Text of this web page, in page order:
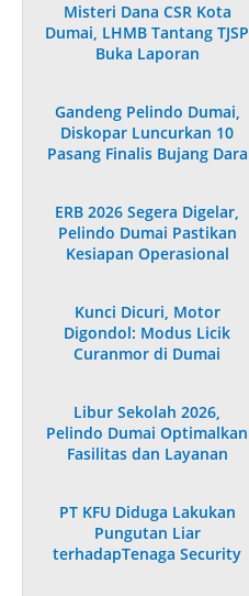
Misteri Dana CSR Kota
Dumai, LHMB Tantang TJSP
Buka Laporan
Gandeng Pelindo Dumai,
Diskopar Luncurkan 10
Pasang Finalis Bujang Dara
ERB 2026 Segera Digelar,
Pelindo Dumai Pastikan
Kesiapan Operasional
Kunci Dicuri, Motor
Digondol: Modus Licik
Curanmor di Dumai
Libur Sekolah 2026,
Pelindo Dumai Optimalkan
Fasilitas dan Layanan
PT KFU Diduga Lakukan
Pungutan Liar
terhadapTenaga Security